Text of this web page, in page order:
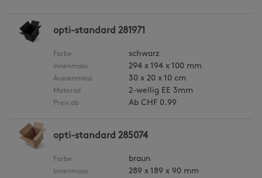
opti-standard 281971
Farbe schwarz
Innenmass 294 x 194 x 100 mm
Aussenmass 30 x 20 x 10 cm
Material 2-wellig EE 3mm
Preis ab Ab CHF 0.99
opti-standard 285074
Farbe braun
Innenmass 289 x 189 x 90 mm